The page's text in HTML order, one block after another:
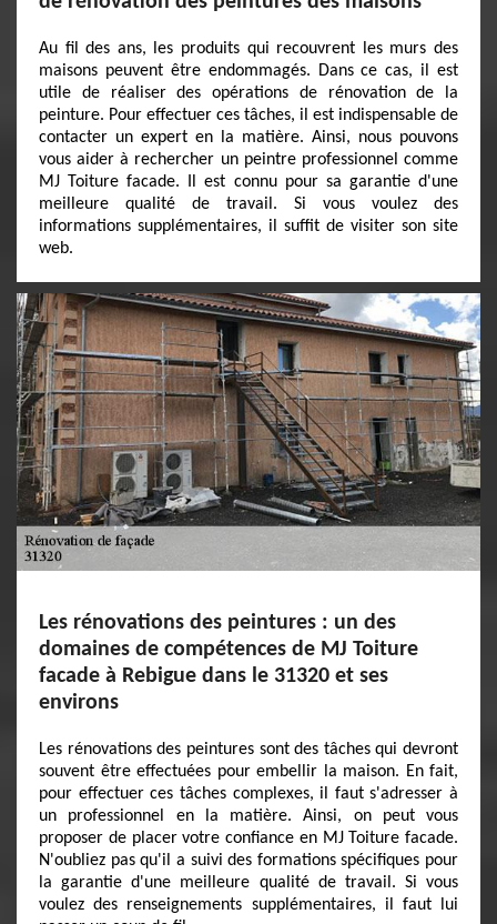
Au fil des ans, les produits qui recouvrent les murs des
maisons peuvent être endommagés. Dans ce cas, il est
utile de réaliser des opérations de rénovation de la
peinture. Pour effectuer ces tâches, il est indispensable de
contacter un expert en la matière. Ainsi, nous pouvons
vous aider à rechercher un peintre professionnel comme
MJ Toiture facade. Il est connu pour sa garantie d'une
meilleure qualité de travail. Si vous voulez des
informations supplémentaires, il suffit de visiter son site
web.
Les rénovations des peintures : un des
domaines de compétences de MJ Toiture
facade à Rebigue dans le 31320 et ses
environs
Les rénovations des peintures sont des tâches qui devront
souvent être effectuées pour embellir la maison. En fait,
pour effectuer ces tâches complexes, il faut s'adresser à
un professionnel en la matière. Ainsi, on peut vous
proposer de placer votre confiance en MJ Toiture facade.
N'oubliez pas qu'il a suivi des formations spécifiques pour
la garantie d'une meilleure qualité de travail. Si vous
voulez des renseignements supplémentaires, il faut lui